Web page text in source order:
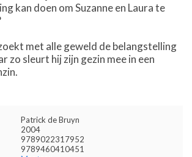
kan doen om Suzanne en Laura te
met alle geweld de belangstelling
zo sleurt hij zijn gezin mee in een
Patrick de Bruyn
2004
9789022317952
9789460410451